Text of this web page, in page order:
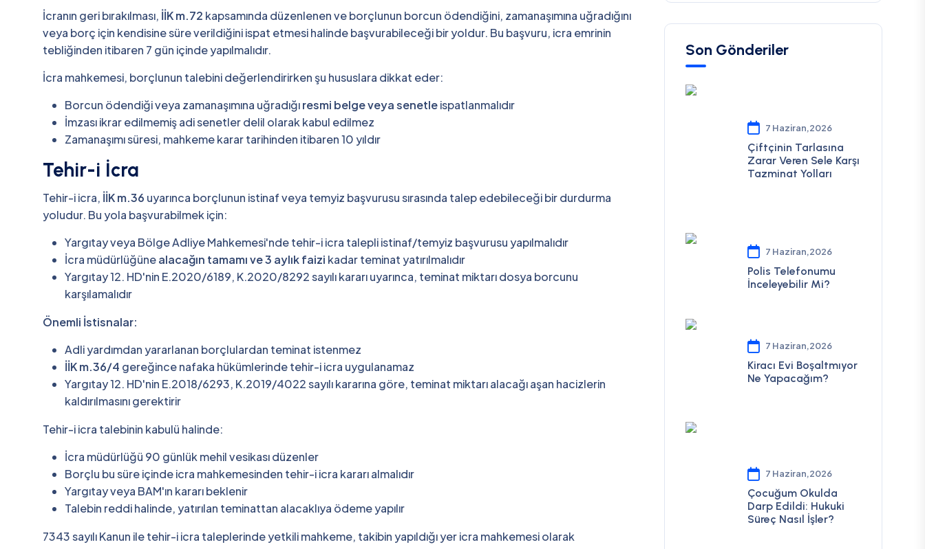
İcranın geri bırakılması, İİK m.72 kapsamında düzenlenen ve borçlunun borcun ödendiğini, zamanaşımına uğradığını
veya borç için kendisine süre verildiğini ispat etmesi halinde başvurabileceği bir yoldur. Bu başvuru, icra emrinin
tebliğinden itibaren 7 gün içinde yapılmalıdır.
İcra mahkemesi, borçlunun talebini değerlendirirken şu hususlara dikkat eder:
Borcun ödendiği veya zamanaşımına uğradığıresmi belge veya senetleispatlanmalıdır
İmzası ikrar edilmemiş adi senetler delil olarak kabul edilmez
Zamanaşımı süresi, mahkeme karar tarihinden itibaren 10 yıldır
Tehir-i İcra
Tehir-i icra, İİK m.36 uyarınca borçlunun istinaf veya temyiz başvurusu sırasında talep edebileceği bir durdurma
yoludur. Bu yola başvurabilmek için:
Yargıtay veya Bölge Adliye Mahkemesi'nde tehir-i icra talepli istinaf/temyiz başvurusu yapılmalıdır
İcra müdürlüğünealacağın tamamı ve 3 aylık faizi kadar teminat yatırılmalıdır
Yargıtay 12. HD'nin E.2020/6189, K.2020/8292 sayılı kararı uyarınca, teminat miktarı dosya borcunu
karşılamalıdır
Önemli İstisnalar:
Adli yardımdan yararlanan borçlulardan teminat istenmez
İİK m.36/4 gereğince nafaka hükümlerinde tehir-i icra uygulanamaz
Yargıtay 12. HD'nin E.2018/6293, K.2019/4022 sayılı kararına göre, teminat miktarı alacağı aşan hacizlerin
kaldırılmasını gerektirir
Tehir-i icra talebinin kabulü halinde:
İcra müdürlüğü 90 günlük mehil vesikası düzenler
Borçlu bu süre içinde icra mahkemesinden tehir-i icra kararı almalıdır
Yargıtay veya BAM'ın kararı beklenir
Talebin reddi halinde, yatırılan teminattan alacaklıya ödeme yapılır
7343 sayılı Kanun ile tehir-i icra taleplerinde yetkili mahkeme, takibin yapıldığı yer icra mahkemesi olarak
Son Gönderiler
7 Haziran,2026
Çiftçinin Tarlasına
Zarar Veren Sele Karşı
Tazminat Yolları
7 Haziran,2026
Polis Telefonumu
İnceleyebilir Mi?
7 Haziran,2026
Kiracı Evi Boşaltmıyor
Ne Yapacağım?
7 Haziran,2026
Çocuğum Okulda
Darp Edildi: Hukuki
Süreç Nasıl İşler?